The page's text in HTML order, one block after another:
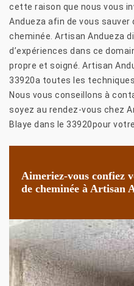
cette raison que nous vous
Andueza afin de vous
cheminée. Artisan Andueza
d’expériences dans ce
propre et soigné. Artisan
33920a toutes les
Nous vous conseillons à
soyez au rendez-vous chez
Blaye dans le 33920pour
Aimeriez-vous confiez
de cheminée à Artisan